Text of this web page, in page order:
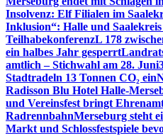
Insolvenz: Elf Filialen im
Inklusion“: Halle und
TeilhabekonferenzL 178
ein halbes Jahr gesperrt
amtlich – Stichwahl am 28. Juni
Stadtradeln 13 Tonnen CO₂ ein
Radisson Blu Hotel Halle-
und Vereinsfest bringt
RadrennbahnMerseburg steht
Markt und Schlossfestspiele